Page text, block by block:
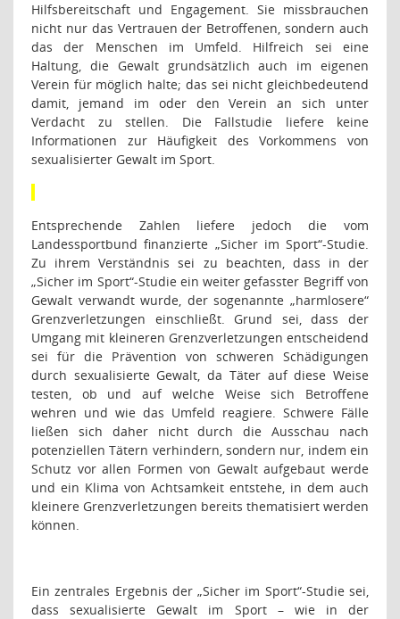
Hilfsbereitschaft und Engagement. Sie missbrauchen
nicht nur das Vertrauen der Betroffenen, sondern auch
das der Menschen im Umfeld. Hilfreich sei eine
Haltung, die Gewalt grundsätzlich auch im eigenen
Verein für möglich halte; das sei nicht gleichbedeutend
damit, jemand im oder den Verein an sich unter
Verdacht zu stellen. Die Fallstudie liefere keine
Informationen zur Häufigkeit des Vorkommens von
sexualisierter Gewalt im Sport.
Entsprechende Zahlen liefere jedoch die vom
Landessportbund finanzierte „Sicher im Sport“-Studie.
Zu ihrem Verständnis sei zu beachten, dass in der
„Sicher im Sport“-Studie ein weiter gefasster Begriff von
Gewalt verwandt wurde, der sogenannte „harmlosere“
Grenzverletzungen einschließt. Grund sei, dass der
Umgang mit kleineren Grenzverletzungen entscheidend
sei für die Prävention von schweren Schädigungen
durch sexualisierte Gewalt, da Täter auf diese Weise
testen, ob und auf welche Weise sich Betroffene
wehren und wie das Umfeld reagiere. Schwere Fälle
ließen sich daher nicht durch die Ausschau nach
potenziellen Tätern verhindern, sondern nur, indem ein
Schutz vor allen Formen von Gewalt aufgebaut werde
und ein Klima von Achtsamkeit entstehe, in dem auch
kleinere Grenzverletzungen bereits thematisiert werden
können.
Ein zentrales Ergebnis der „Sicher im Sport“-Studie sei,
dass sexualisierte Gewalt im Sport – wie in der